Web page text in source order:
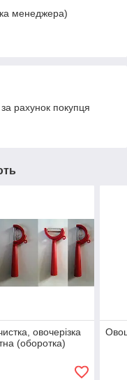
менеджера)
рахунок покупця
овочерізка
(оборотка)